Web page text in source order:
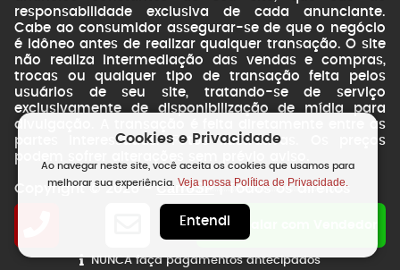
NUNCA faça pagamentos antecipados
responsabilidade exclusiva de cada anunciante.
Cabe ao consumidor assegurar-se de que o negócio
é idôneo antes de realizar qualquer transação. O site
não realiza intermediação das vendas e compras,
trocas ou qualquer tipo de transação feita pelos
usuários de seu site, tratando-se de serviço
exclusivamente de disponibilização de mídia para
divulgação. A transação é feita diretamente entre as
partes interessadas. Fotos ilustrativas. Os preços
podem sofrer alterações sem prévio aviso.
Copyright © 2026 -CarroSP| Todos os direitos
reservados.
Cookies e Privacidade
Ao navegar neste site, você aceita os cookies que usamos para
melhorar sua experiência.Veja nossa Política de Privacidade.
Entendi